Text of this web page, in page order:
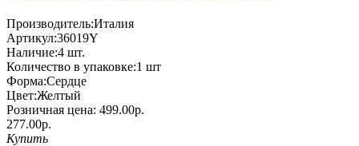
Производитель:Италия
Артикул:36019Y
Наличие:4 шт.
Количество в упаковке:1 шт
Форма:Сердце
Цвет:Желтый
Розничная цена: 499.00р.
277.00р.
Купить